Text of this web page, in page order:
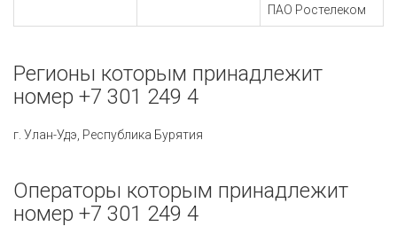
ПАО Ростелеком
Регионы которым принадлежит
номер +7 301 249 4
г. Улан-Удэ, Республика Бурятия
Операторы которым принадлежит
номер +7 301 249 4